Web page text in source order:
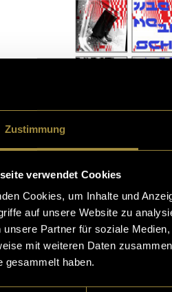
Zustimmung
verwendet Cookies
Cookies, um Inhalte und
auf unsere Website zu
unsere Partner für soziale
mit weiteren Daten
gesammelt haben.
Designs für das Cover
des Covers